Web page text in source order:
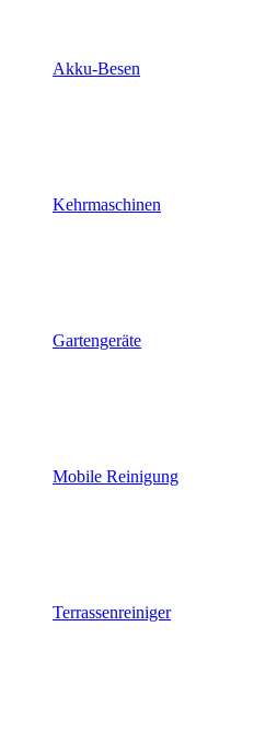
Akku-Besen
Kehrmaschinen
Gartengeräte
Mobile Reinigung
Terrassenreiniger